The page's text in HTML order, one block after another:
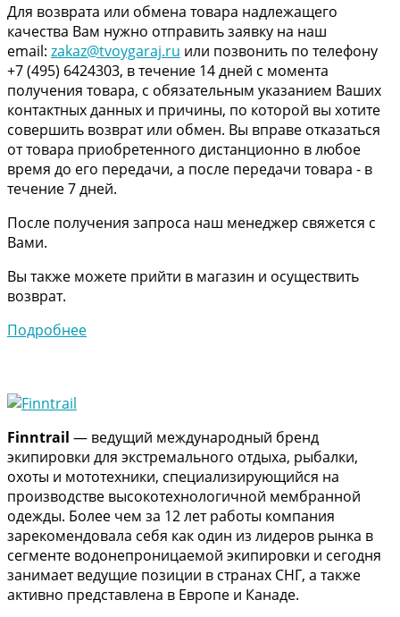
Для возврата или обмена товара надлежащего
качества Вам нужно отправить заявку на наш
email: zakaz@tvoygaraj.ru или позвонить по телефону
+7 (495) 6424303, в течение 14 дней с момента
получения товара, с обязательным указанием Ваших
контактных данных и причины, по которой вы хотите
совершить возврат или обмен. Вы вправе отказаться
от товара приобретенного дистанционно в любое
время до его передачи, а после передачи товара - в
течение 7 дней.
После получения запроса наш менеджер свяжется с
Вами.
Вы также можете прийти в магазин и осуществить
возврат.
Подробнее
Finntrail — ведущий международный бренд
экипировки для экстремального отдыха, рыбалки,
охоты и мототехники, специализирующийся на
производстве высокотехнологичной мембранной
одежды. Более чем за 12 лет работы компания
зарекомендовала себя как один из лидеров рынка в
сегменте водонепроницаемой экипировки и сегодня
занимает ведущие позиции в странах СНГ, а также
активно представлена в Европе и Канаде.